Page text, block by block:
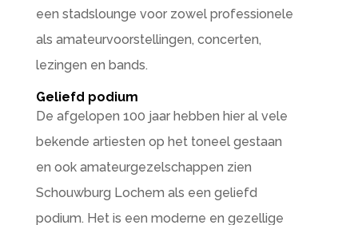
een stadslounge voor zowel professionele
als amateurvoorstellingen, concerten,
lezingen en bands.
Geliefd podium
De afgelopen 100 jaar hebben hier al vele
bekende artiesten op het toneel gestaan
en ook amateurgezelschappen zien
Schouwburg Lochem als een geliefd
podium. Het is een moderne en gezellige